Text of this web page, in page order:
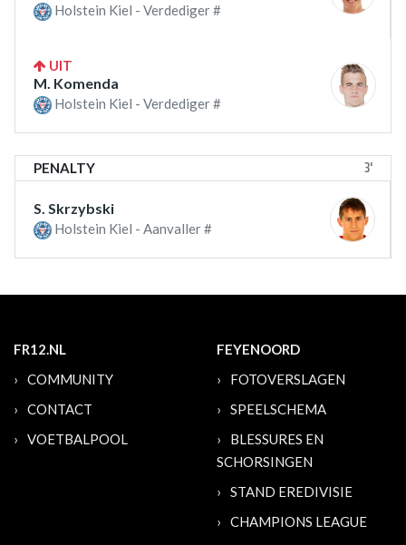
Holstein Kiel - Verdediger #
UIT
M. Komenda
Holstein Kiel - Verdediger #
PENALTY 3'
S. Skrzybski
Holstein Kiel - Aanvaller #
FR12.NL
COMMUNITY
CONTACT
VOETBALPOOL
FEYENOORD
FOTOVERSLAGEN
SPEELSCHEMA
BLESSURES EN
SCHORSINGEN
STAND EREDIVISIE
CHAMPIONS LEAGUE